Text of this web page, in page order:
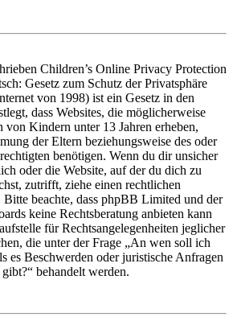
Children’s Online Privacy Protection
Gesetz zum Schutz der Privatsphäre
von 1998) ist ein Gesetz in den
dass Websites, die möglicherweise
von Kindern unter 13 Jahren erheben,
der Eltern beziehungsweise des oder
benötigen. Wenn du dir unsicher
oder die Website, auf der du dich zu
zutrifft, ziehe einen rechtlichen
Bitte beachte, dass phpBB Limited und der
keine Rechtsberatung anbieten kann
für Rechtsangelegenheiten jeglicher
die unter der Frage „An wen soll ich
es Beschwerden oder juristische Anfragen
behandelt werden.